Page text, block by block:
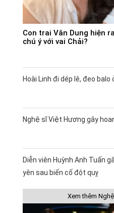
Con trai Vân Dung hiện
chú ý với vai Chải?
Hoài Linh đi dép lê, đeo balo
Nghệ sĩ Việt Hương gây
Diễn viên Huỳnh Anh Tuấn
yên sau biến cố đột quỵ
Xem thêm